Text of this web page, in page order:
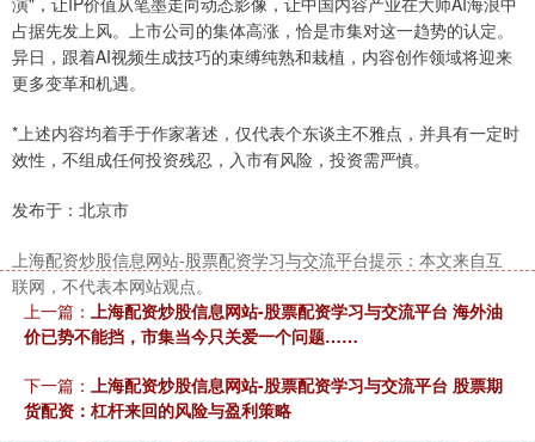
占据先发上风。上市公司的集体高涨，恰是市集对这一趋势的认定。
异日，跟着AI视频生成技巧的束缚纯熟和栽植，内容创作领域将迎来
更多变革和机遇。
*上述内容均着手于作家著述，仅代表个东谈主不雅点，并具有一定时
效性，不组成任何投资残忍，入市有风险，投资需严慎。
发布于：北京市
上海配资炒股信息网站-股票配资学习与交流平台提示：本文来自互
联网，不代表本网站观点。
上一篇： 上海配资炒股信息网站-股票配资学习与交流平台 海外油
价已势不能挡，市集当今只关爱一个问题……
下一篇： 上海配资炒股信息网站-股票配资学习与交流平台 股票期
货配资：杠杆来回的风险与盈利策略